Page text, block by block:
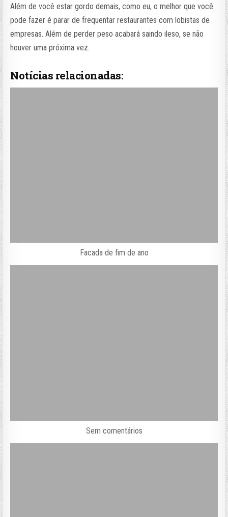
Além de você estar gordo demais, como eu, o melhor que você
pode fazer é parar de frequentar restaurantes com lobistas de
empresas. Além de perder peso acabará saindo ileso, se não
houver uma próxima vez.
Notícias relacionadas:
Facada de fim de ano
Sem comentários